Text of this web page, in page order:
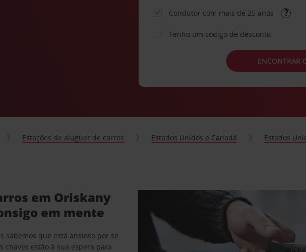
Condutor com mais de 25 anos
Tenho um código de desconto
ENCONTRAR
Estações de aluguer de carros Estados Unidos e Canadá Estados
em Oriskany
em mente
sabemos que está ansioso por se
estão à sua espera para